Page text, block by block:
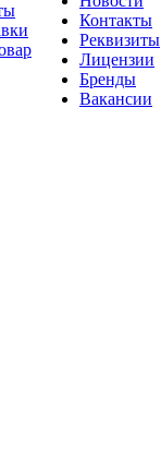
Контакты
Реквизиты
Лицензии
Бренды
Вакансии